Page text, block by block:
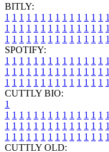
BITLY:
1 1 1 1 1 1 1 1 1 1 1 1 1 1 1
1 1 1 1 1 1 1 1 1 1 1 1 1 1 1
1 1 1 1 1 1 1 1 1 1 1 1 1 1 1
SPOTIFY:
1 1 1 1 1 1 1 1 1 1 1 1 1 1 1
1 1 1 1 1 1 1 1 1 1 1 1 1 1 1
1 1 1 1 1 1 1 1 1 1 1 1 1 1 1
CUTTLY BIO:
1
1 1 1 1 1 1 1 1 1 1 1 1 1 1 1
1 1 1 1 1 1 1 1 1 1 1 1 1 1 1
1 1 1 1 1 1 1 1 1 1 1 1 1 1 1
CUTTLY OLD: